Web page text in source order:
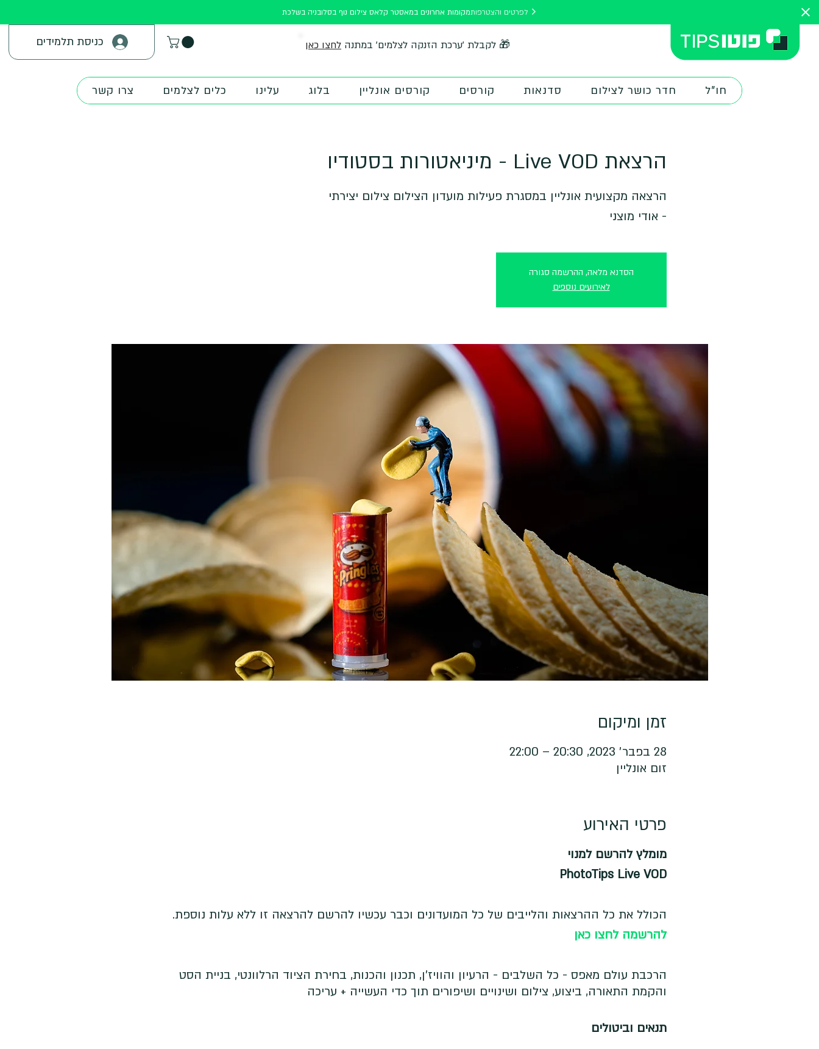
מקומות אחרונים במאסטר קלאס צילום נוף בסלובניה בשלכת
כניסת תלמידים לחצו כאן 🎁 לקבלת 'ערכת הזנקה לצלמים' במתנה
חו"ל חדר כושר לצילום סדנאות קורסים קורסים אונליין בלוג עלינו כלים לצלמים צרו קשר
הרצאת Live VOD - מיניאטורות בסטודיו
הרצאה מקצועית אונליין במסגרת פעילות מועדון הצילום צילום יצירתי
- אודי מוצני
הסדנא מלאה, ההרשמה סגורה
לאירועים נוספים
זמן ומיקום
28 בפבר׳ 2023, 20:30 – 22:00
זום אונליין
פרטי האירוע
מומלץ להרשם למנוי
PhotoTips Live VOD
הכולל את כל ההרצאות והלייבים של כל המועדונים וכבר עכשיו להרשם להרצאה זו ללא עלות נוספת.
להרשמה לחצו כאן
הרכבת עולם מאפס - כל השלבים - הרעיון והוויז'ן, תכנון והכנות, בחירת הציוד הרלוונטי, בניית הסט
והקמת התאורה, ביצוע, צילום ושינויים ושיפורים תוך כדי העשייה + עריכה
תנאים וביטולים